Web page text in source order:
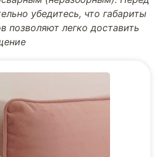
убедитесь, что габариты
позволяют легко доставить